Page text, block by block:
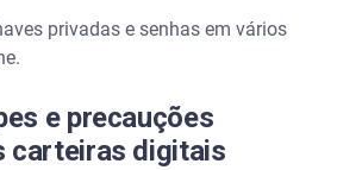
privadas e senhas em vários
e precauções
carteiras digitais